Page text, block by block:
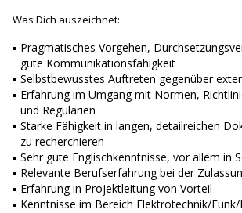
Was Dich auszeichnet:
Pragmatisches Vorgehen,
gute Kommunikationsfähigkeit
Selbstbewusstes Auftreten gegenüber
Erfahrung im Umgang mit Normen,
und Regularien
Starke Fähigkeit in langen, detailreichen
zu recherchieren
Sehr gute Englischkenntnisse, vor allem in
Relevante Berufserfahrung bei der
Erfahrung in Projektleitung von Vorteil
Kenntnisse im Bereich Elektrotechnik/